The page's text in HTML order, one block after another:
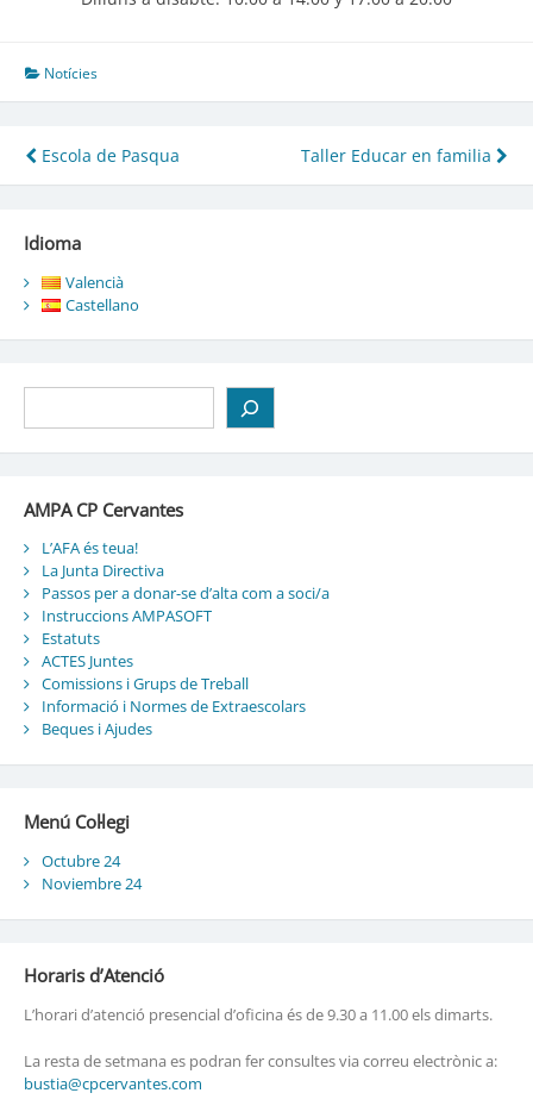
Notícies
Navegació
d'entrades
Escola de Pasqua Taller Educar en familia
Idioma
Valencià
Castellano
AMPA CP Cervantes
L’AFA és teua!
La Junta Directiva
Passos per a donar-se d’alta com a soci/a
Instruccions AMPASOFT
Estatuts
ACTES Juntes
Comissions i Grups de Treball
Informació i Normes de Extraescolars
Beques i Ajudes
Menú Col·legi
Octubre 24
Noviembre 24
Horaris d’Atenció
L’horari d’atenció presencial d’oficina és de 9.30 a 11.00 els dimarts.
La resta de setmana es podran fer consultes via correu electrònic a:
bustia@cpcervantes.com